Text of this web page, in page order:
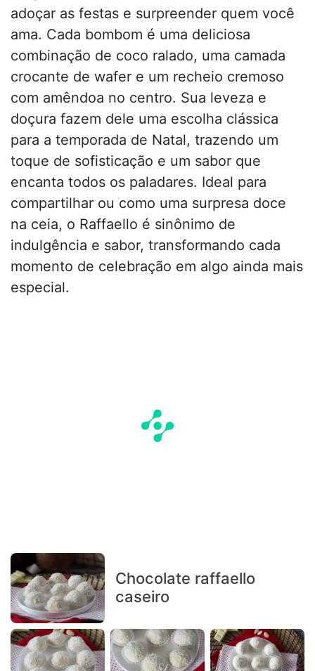
adoçar as festas e surpreender quem você
ama. Cada bombom é uma deliciosa
combinação de coco ralado, uma camada
crocante de wafer e um recheio cremoso
com amêndoa no centro. Sua leveza e
doçura fazem dele uma escolha clássica
para a temporada de Natal, trazendo um
toque de sofisticação e um sabor que
encanta todos os paladares. Ideal para
compartilhar ou como uma surpresa doce
na ceia, o Raffaello é sinônimo de
indulgência e sabor, transformando cada
momento de celebração em algo ainda mais
especial.
Chocolate raffaello
caseiro